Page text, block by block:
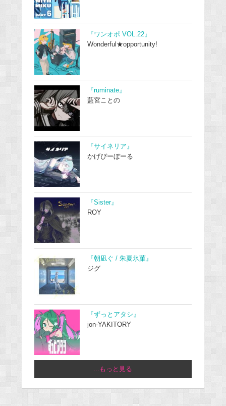
『ワンオポ VOL.22』
Wonderful★opportunity!
『ruminate』
藍宮ことの
『サイネリア』
かげぴーぼーる
『Sister』
ROY
『朝凪ぐ / 朱夏氷菓』
ジグ
『ずっとアタシ』
jon-YAKITORY
...もっと見る